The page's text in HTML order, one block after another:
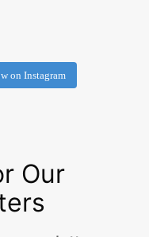
on Instagram
Our